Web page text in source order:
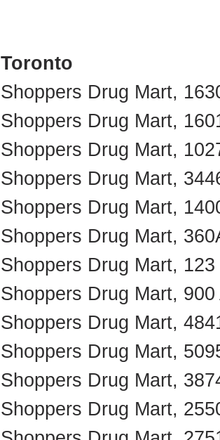
Toronto
Shoppers Drug Mart,
Shoppers Drug Mart,
Shoppers Drug Mart,
Shoppers Drug Mart,
Shoppers Drug Mart,
Shoppers Drug Mart,
Shoppers Drug Mart,
Shoppers Drug Mart,
Shoppers Drug Mart,
Shoppers Drug Mart,
Shoppers Drug Mart,
Shoppers Drug Mart,